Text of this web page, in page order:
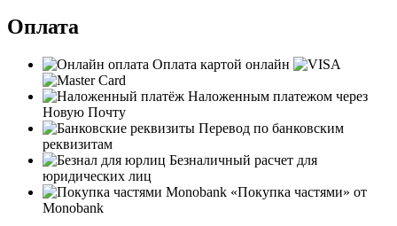
Оплата
Оплата картой онлайн
Наложенным платежом через
Новую Почту
Перевод по банковским
реквизитам
Безналичный расчет для
юридических лиц
«Покупка частями» от
Monobank